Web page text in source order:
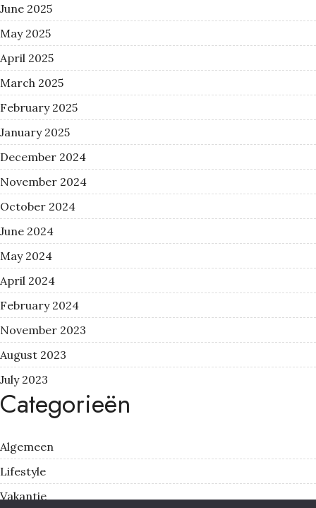
June 2025
May 2025
April 2025
March 2025
February 2025
January 2025
December 2024
November 2024
October 2024
June 2024
May 2024
April 2024
February 2024
November 2023
August 2023
July 2023
Categorieën
Algemeen
Lifestyle
Vakantie